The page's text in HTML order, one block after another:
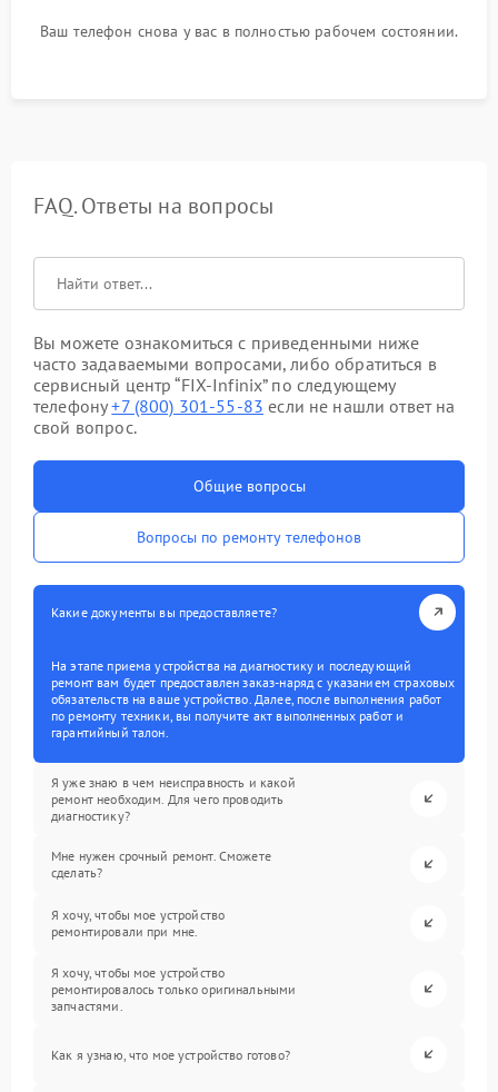
Ваш телефон снова у вас в полностью рабочем состоянии.
FAQ. Ответы на вопросы
Вы можете ознакомиться с приведенными ниже
часто задаваемыми вопросами, либо обратиться в
сервисный центр “FIX-Infinix” по следующему
телефону+7 (800) 301-55-83 если не нашли ответ на
свой вопрос.
Общие вопросы
Вопросы по ремонту телефонов
Какие документы вы предоставляете?
На этапе приема устройства на диагностику и последующий
ремонт вам будет предоставлен заказ-наряд с указанием страховых
обязательств на ваше устройство. Далее, после выполнения работ
по ремонту техники, вы получите акт выполненных работ и
гарантийный талон.
Я уже знаю в чем неисправность и какой
ремонт необходим. Для чего проводить
диагностику?
Мне нужен срочный ремонт. Сможете
сделать?
Я хочу, чтобы мое устройство
ремонтировали при мне.
Я хочу, чтобы мое устройство
ремонтировалось только оригинальными
запчастями.
Как я узнаю, что мое устройство готово?